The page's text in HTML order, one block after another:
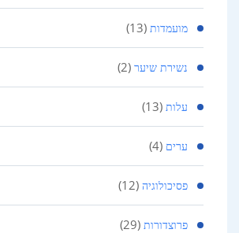
מועמדות (13)
נשירת שיער (2)
עלות (13)
ערים (4)
פסיכולוגיה (12)
פרוצדורות (29)